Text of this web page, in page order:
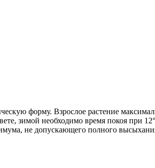
форму. Взрослое растение
зимой необходимо время покоя при 12°
не допускающего полного